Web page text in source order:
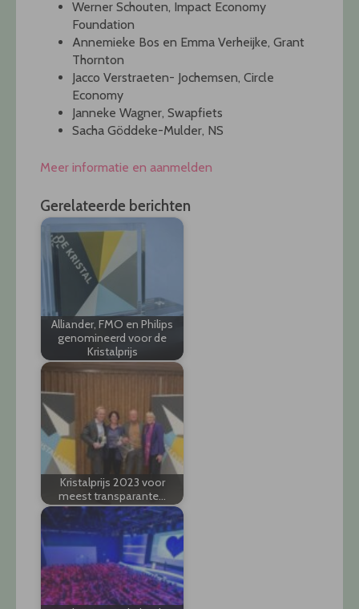
Werner Schouten, Impact Economy
Foundation
Annemieke Bos en Emma Verheijke, Grant
Thornton
Jacco Verstraeten- Jochemsen, Circle
Economy
Janneke Wagner, Swapfiets
Sacha Göddeke-Mulder, NS
Meer informatie en aanmelden
Gerelateerde berichten
Alliander, FMO en Philips
genomineerd voor de
Kristalprijs
Kristalprijs 2023 voor
meest transparante…